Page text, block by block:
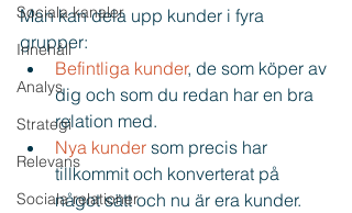
Sociala kanaler
Innehåll
Analys
Strategi
Relevans
Sociala relationer
Man kan dela upp kunder i fyra
grupper:
Befintliga kunder, de som köper av
dig och som du redan har en bra
relation med.
Nya kunder som precis har
tillkommit och konverterat på
något sätt och nu är era kunder.